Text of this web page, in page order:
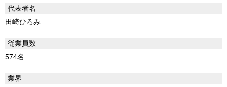
代表者名
田崎ひろみ
従業員数
574名
業界